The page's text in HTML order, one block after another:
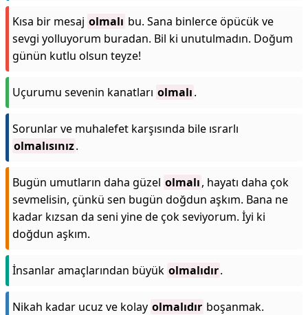
Kısa bir mesaj olmalı bu. Sana binlerce öpücük ve
sevgi yolluyorum buradan. Bil ki unutulmadın. Doğum
günün kutlu olsun teyze!
Uçurumu sevenin kanatları olmalı.
Sorunlar ve muhalefet karşısında bile ısrarlı
olmalısınız.
Bugün umutların daha güzel olmalı, hayatı daha çok
sevmelisin, çünkü sen bugün doğdun aşkım. Bana ne
kadar kızsan da seni yine de çok seviyorum. İyi ki
doğdun aşkım.
İnsanlar amaçlarından büyük olmalıdır.
Nikah kadar ucuz ve kolay olmalıdır boşanmak.